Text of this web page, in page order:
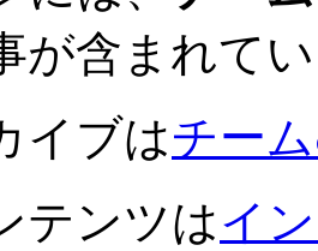
が含まれて
イブはチー
テンツはイ